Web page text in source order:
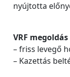
nyújtotta
VRF
– friss levegő
– Kazettás